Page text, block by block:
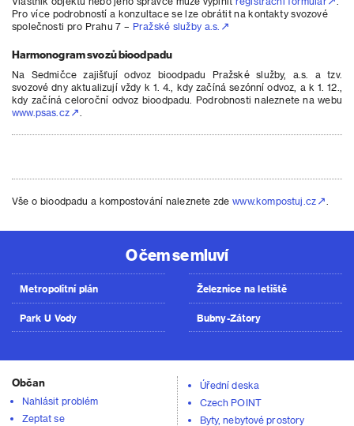
Pro více podrobností a konzultace se lze obrátit na kontakty svozové
společnosti pro Prahu 7 – Pražské služby a.s.
Harmonogram svozů bioodpadu
Na Sedmičce zajišťují odvoz bioodpadu Pražské služby, a.s. a tzv.
svozové dny aktualizují vždy k 1. 4., kdy začíná sezónní odvoz, a k 1. 12.,
kdy začíná celoroční odvoz bioodpadu. Podrobnosti naleznete na webu
www.psas.cz
Vše o bioodpadu a kompostování naleznete zdewww.kompostuj.cz
O čem se mluví
Metropolitní plán
Park U Vody
Železnice na letiště
Bubny-Zátory
Občan
Nahlásit problém
Zeptat se
Úřední deska
Czech POINT
Byty, nebytové prostory